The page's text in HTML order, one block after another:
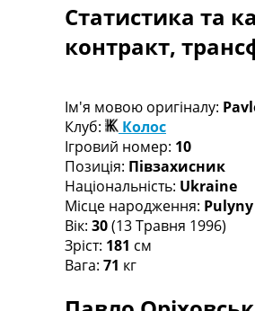
Англія. Прем’єр-
Іспанія. Ла Ліга
Ще Турніри >>>
Чемпіонат Світу.
Таблиця УПЛ
Перша Ліга
Таблиця АПЛ
Таблиця Ла Ліги
Таблиця Ліги
Всі таблиці >>>
Рейтинги
Рейтинг ФІФА
Статистика та
контракт,
Ім'я мовою оригіналу:
Клуб:
Колос
Ігровий номер: 10
Позиція: Півзахисник
Національність: Ukraine
Місце народження:
Вік: 30(13 Травня 1996)
Зріст: 181 см
Вага: 71 кг